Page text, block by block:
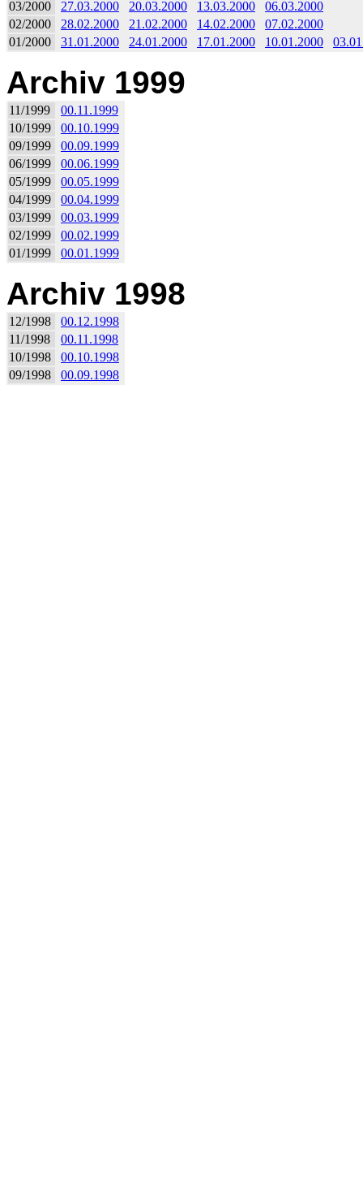
03/2000 27.03.2000 20.03.2000 13.03.2000
06.03.2000
02/2000
28.02.2000 21.02.2000 14.02.2000
07.02.2000
01/2000
31.01.2000 24.01.2000 17.01.2000 10.01.2000
Archiv 1999
11/1999
00.11.1999
10/1999
00.10.1999
09/1999
00.09.1999
06/1999
00.06.1999
05/1999
00.05.1999
04/1999
00.04.1999
03/1999
00.03.1999
02/1999
00.02.1999
01/1999
00.01.1999
Archiv 1998
12/1998
00.12.1998
11/1998
00.11.1998
10/1998
00.10.1998
09/1998
00.09.1998